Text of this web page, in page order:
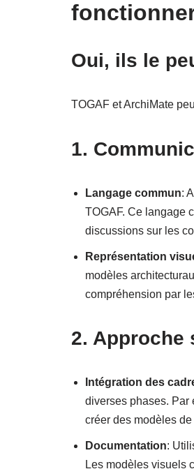
Oui, ils le
TOGAF et ArchiMate
1.
Langage commun:
TOGAF. Ce langage
discussions sur les
Représentation
modèles
compréhension par
2. Approche
Intégration des
diverses phases. Par
créer des modèles
Documentation:
Les modèles visuels